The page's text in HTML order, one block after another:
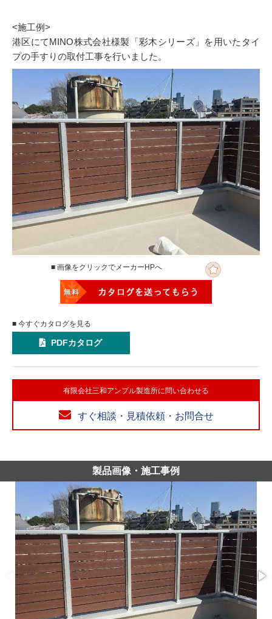
<施工例>
港区にてMINO株式会社様製「彩木シリーズ」を用いたタイ
プの手すりの取付工事を行いました。
■ 画像をクリックでメーカーHPへ
■ 今すぐカタログを見る
PDFカタログ
有限会社三和アンプル製造所に問い合わせる
すぐ相談・見積依頼・お問合せ
製品画像・施工事例